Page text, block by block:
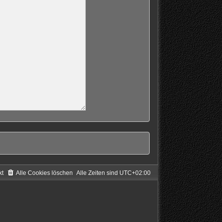
Alle Zeiten sind UTC+02:00
Alle Cookies löschen